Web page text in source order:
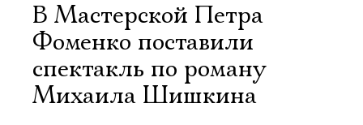
В Мастерской Петра
Фоменко поставили
спектакль по роману
Михаила Шишкина